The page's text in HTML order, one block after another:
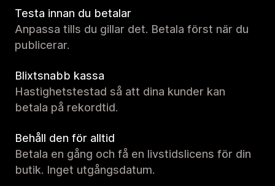
Testa innan du betalar
Anpassa tills du gillar det. Betala först när du
publicerar.
Blixtsnabb kassa
Hastighetstestad så att dina kunder kan
betala på rekordtid.
Behåll den för alltid
Betala en gång och få en livstidslicens för din
butik. Inget utgångsdatum.